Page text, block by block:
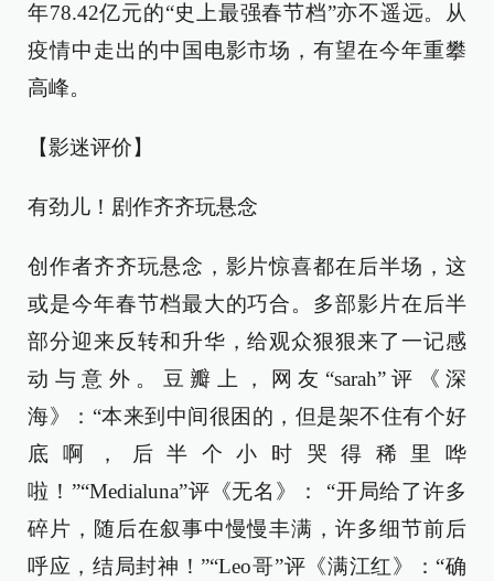
年78.42亿元的“史上最强春节档”亦不遥远。从
疫情中走出的中国电影市场，有望在今年重攀
高峰。
【影迷评价】
有劲儿！剧作齐齐玩悬念
创作者齐齐玩悬念，影片惊喜都在后半场，这
或是今年春节档最大的巧合。多部影片在后半
部分迎来反转和升华，给观众狠狠来了一记感
动与意外。豆瓣上，网友“sarah”评《深
海》：“本来到中间很困的，但是架不住有个好
底啊，后半个小时哭得稀里哗
啦！”“Medialuna”评《无名》： “开局给了许多
碎片，随后在叙事中慢慢丰满，许多细节前后
呼应，结局封神！”“Leo哥”评《满江红》：“确